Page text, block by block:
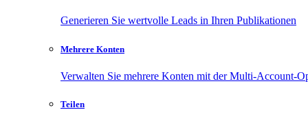
Generieren Sie wertvolle Leads in Ihren Publikationen
Mehrere Konten
Verwalten Sie mehrere Konten mit der Multi-Account-
Teilen